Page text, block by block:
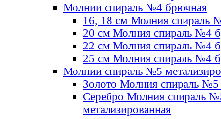
Молнии спираль №4 брючная
16, 18 см Молния спираль
20 см Молния спираль №4
22 см Молния спираль №4
25 см Молния спираль №4
Молнии спираль №5
Золото Молния спираль №5
Серебро Молния спираль
метализированная